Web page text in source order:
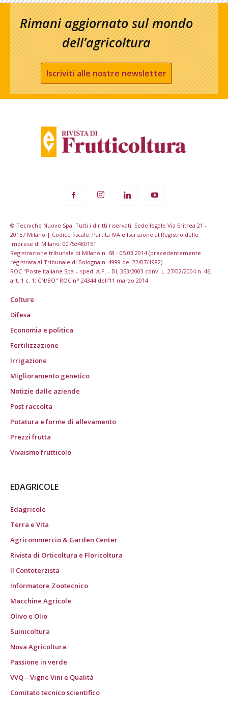
Rimani aggiornato sul mondo
dell’agricoltura
Iscriviti alle nostre newsletter
© Tecniche Nuove Spa. Tutti i diritti riservati. Sede legale Via Eritrea 21 -
20157 Milano | Codice fiscale, Partita IVA e Iscrizione al Registro delle
imprese di Milano: 00753480151
Registrazione tribunale di Milano n. 68 - 05.03.2014 (precedentemente
registrata al Tribunale di Bologna n. 4999 del 22/07/1982)
ROC "Poste italiane Spa – sped. A.P. - DL 353/2003 conv. L. 27/02/2004 n. 46,
art. 1 c. 1: CN/BO" ROC n° 24344 dell’11 marzo 2014
Colture
Difesa
Economia e politica
Fertilizzazione
Irrigazione
Miglioramento genetico
Notizie dalle aziende
Post raccolta
Potatura e forme di allevamento
Prezzi frutta
Vivaismo frutticolo
EDAGRICOLE
Edagricole
Terra e Vita
Agricommercio & Garden Center
Rivista di Orticoltura e Floricoltura
Il Contoterzista
Informatore Zootecnico
Macchine Agricole
Olivo e Olio
Suinicoltura
Nova Agricoltura
Passione in verde
VVQ – Vigne Vini e Qualità
Comitato tecnico scientifico